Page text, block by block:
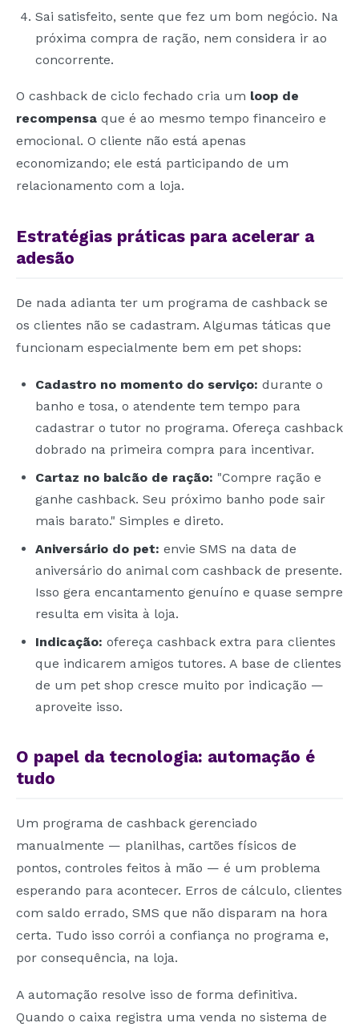
Sai satisfeito, sente que fez um bom negócio. Na
próxima compra de ração, nem considera ir ao
concorrente.
O cashback de ciclo fechado cria um loop de
recompensa que é ao mesmo tempo financeiro e
emocional. O cliente não está apenas
economizando; ele está participando de um
relacionamento com a loja.
Estratégias práticas para acelerar a
adesão
De nada adianta ter um programa de cashback se
os clientes não se cadastram. Algumas táticas que
funcionam especialmente bem em pet shops:
Cadastro no momento do serviço: durante o
banho e tosa, o atendente tem tempo para
cadastrar o tutor no programa. Ofereça cashback
dobrado na primeira compra para incentivar.
Cartaz no balcão de ração: "Compre ração e
ganhe cashback. Seu próximo banho pode sair
mais barato." Simples e direto.
Aniversário do pet: envie SMS na data de
aniversário do animal com cashback de presente.
Isso gera encantamento genuíno e quase sempre
resulta em visita à loja.
Indicação: ofereça cashback extra para clientes
que indicarem amigos tutores. A base de clientes
de um pet shop cresce muito por indicação —
aproveite isso.
O papel da tecnologia: automação é
tudo
Um programa de cashback gerenciado
manualmente — planilhas, cartões físicos de
pontos, controles feitos à mão — é um problema
esperando para acontecer. Erros de cálculo, clientes
com saldo errado, SMS que não disparam na hora
certa. Tudo isso corrói a confiança no programa e,
por consequência, na loja.
A automação resolve isso de forma definitiva.
Quando o caixa registra uma venda no sistema de